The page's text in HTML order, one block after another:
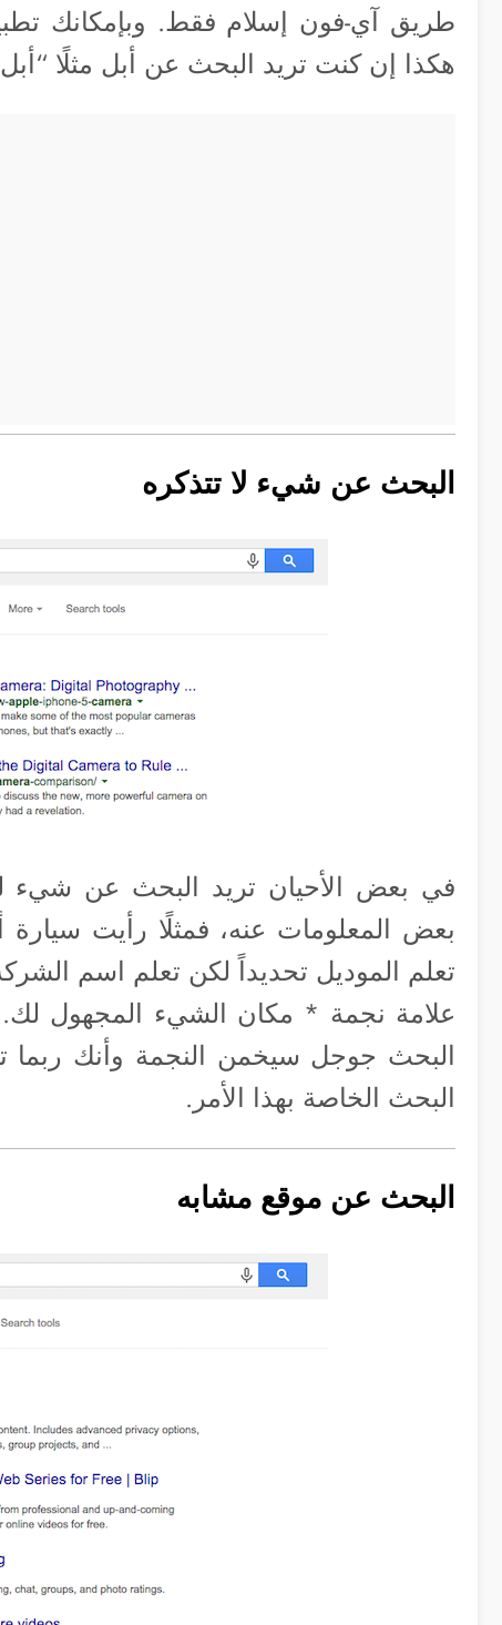
طريق آي-فون إسلام فقط. وبإمكانك
هكذا إن كنت تريد البحث عن أبل مثلًا “أبل site:www.wikipedia.org”.
البحث عن شيء لا تتذكره
في بعض الأحيان تريد البحث عن شيء
بعض المعلومات عنه، فمثلًا رأيت
تعلم الموديل تحديداً لكن تعلم اسم
البحث جوجل سيخمن النجمة وأنك ربما
البحث الخاصة بهذا الأمر.
البحث عن موقع مشابه